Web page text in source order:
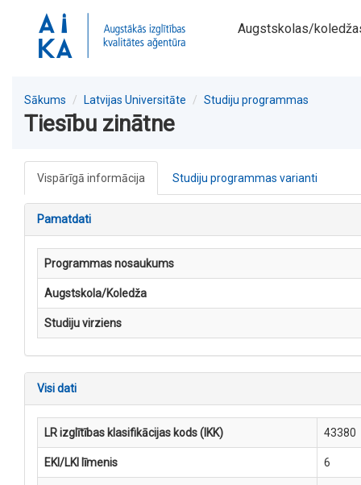
Augstskolas/
Sākums Latvijas Universitāte Studiju programmas
Tiesību zinātne
Vispārīgā informācija Studiju programmas varianti
Pamatdati
Programmas nosaukums
Augstskola/Koledža
Studiju virziens
Visi dati
LR izglītības klasifikācijas kods (IKK) 43380
EKI/LKI līmenis 6